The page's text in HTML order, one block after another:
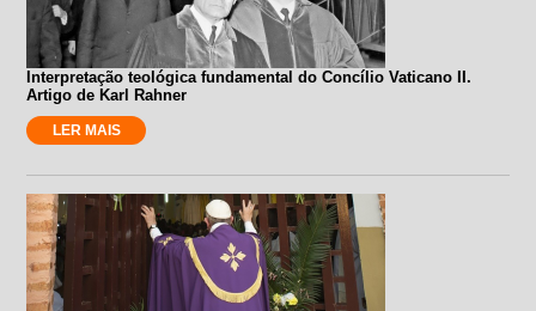
Interpretação teológica fundamental do Concílio Vaticano II.
Artigo de Karl Rahner
LER MAIS